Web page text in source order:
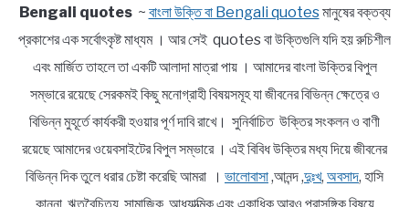
Bengali quotes~ বাংলা উক্তি বা Bengali quotesমানুষের বক্তব্য
প্রকাশের এক সর্বোৎকৃষ্ট মাধ্যম । আর সেই quotes বা উক্তিগুলি যদি হয় রুচিশীল
এবং মার্জিত তাহলে তা একটি আলাদা মাত্রা পায় । আমাদের বাংলা উক্তির বিপুল
সম্ভারে রয়েছে সেরকমই কিছু মনোগ্রাহী বিষয়সমূহ যা জীবনের বিভিন্ন ক্ষেত্রে ও
বিভিন্ন মুহূর্তে কার্যকরী হওয়ার পূর্ণ দাবি রাখে। সুনির্বাচিত উক্তির সংকলন ও বাণী
রয়েছে আমাদের ওয়েবসাইটের বিপুল সম্ভারে । এই বিবিধ উক্তির মধ্য দিয়ে জীবনের
বিভিন্ন দিক তুলে ধরার চেষ্টা করেছি আমরা । ভালোবাসা,আনন্দ ,দুঃখ, অবসাদ, হাসি